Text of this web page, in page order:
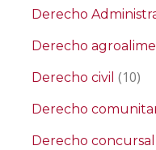
Derecho
Derecho
Derecho civil (10)
Derecho
Derecho concursal